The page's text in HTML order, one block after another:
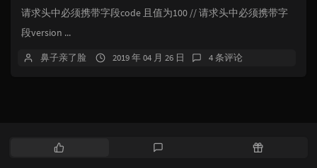
请求头中必须携带字段code 且值为100 // 请求头中必须携带字
段version ...
鼻子亲了脸 2019 年 04 月 26 日 4 条评论
热
随